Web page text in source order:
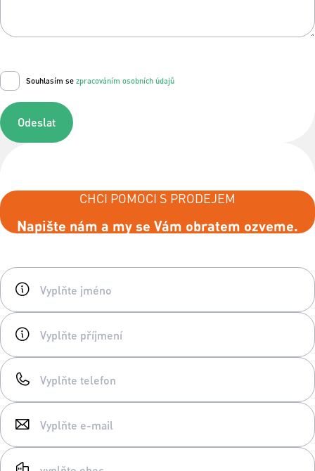
Souhlasím se zpracováním osobních údajů
Odeslat
CHCI POMOCI S PRODEJEM
Napište nám a my se Vám obratem ozveme.